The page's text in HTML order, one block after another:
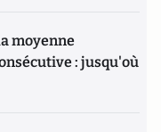
moyenne
: jusqu'où